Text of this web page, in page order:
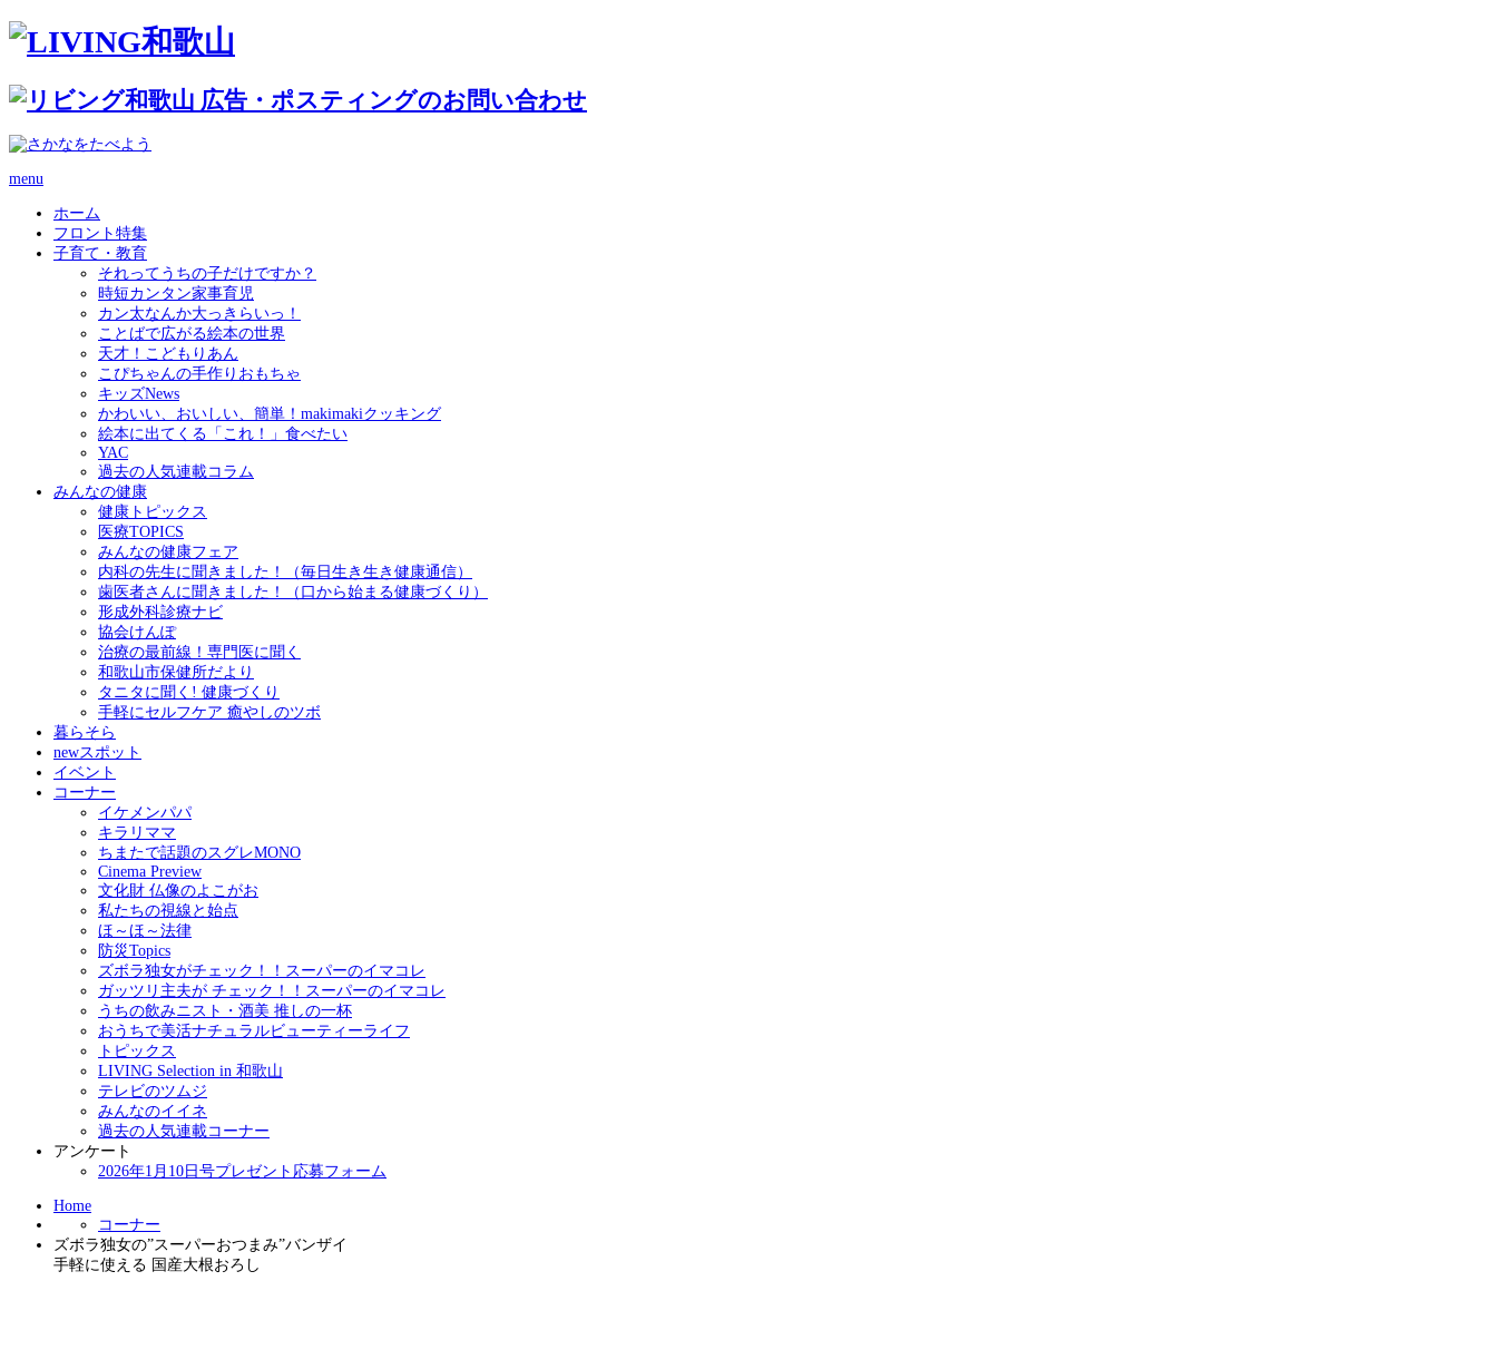
menu
ホーム
フロント特集
子育て・教育
それってうちの子だけですか？
時短カンタン家事育児
カン太なんか大っきらいっ！
ことばで広がる絵本の世界
天才！こどもりあん
こぴちゃんの手作りおもちゃ
キッズNews
かわいい、おいしい、簡単！makimakiクッキング
絵本に出てくる「これ！」食べたい
YAC
過去の人気連載コラム
みんなの健康
健康トピックス
医療TOPICS
みんなの健康フェア
内科の先生に聞きました！（毎日生き生き健康通信）
歯医者さんに聞きました！（口から始まる健康づくり）
形成外科診療ナビ
協会けんぽ
治療の最前線！専門医に聞く
和歌山市保健所だより
タニタに聞く! 健康づくり
手軽にセルフケア 癒やしのツボ
暮らそら
newスポット
イベント
コーナー
イケメンパパ
キラリママ
ちまたで話題のスグレMONO
Cinema Preview
文化財 仏像のよこがお
私たちの視線と始点
ほ～ほ～法律
防災Topics
ズボラ独女がチェック！！スーパーのイマコレ
ガッツリ主夫が チェック！！スーパーのイマコレ
うちの飲みニスト・酒美 推しの一杯
おうちで美活ナチュラルビューティーライフ
トピックス
LIVING Selection in 和歌山
テレビのツムジ
みんなのイイネ
過去の人気連載コーナー
アンケート
2026年1月10日号プレゼント応募フォーム
Home
コーナー
ズボラ独女の”スーパーおつまみ”バンザイ
手軽に使える 国産大根おろし